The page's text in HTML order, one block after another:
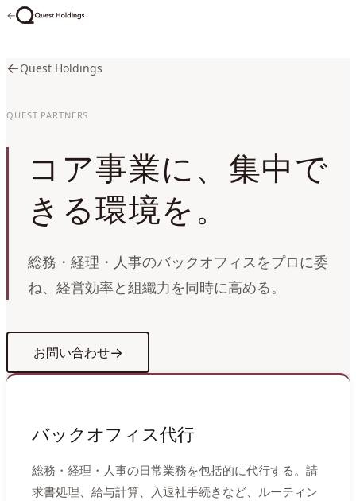
←
←Quest Holdings
QUEST PARTNERS
コア事業に、集中で
きる環境を。
総務・経理・人事のバックオフィスをプロに委
ね、経営効率と組織力を同時に高める。
お問い合わせ→
バックオフィス代行
総務・経理・人事の日常業務を包括的に代行する。請
求書処理、給与計算、入退社手続きなど、ルーティン